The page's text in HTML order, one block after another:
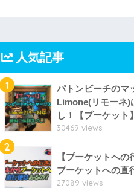
人気記事
1
パトンビーチのマ
Limone(リモーネ)
し！【プーケット】
30469 views
2
【プーケットへ
プーケットへの直
27089 views